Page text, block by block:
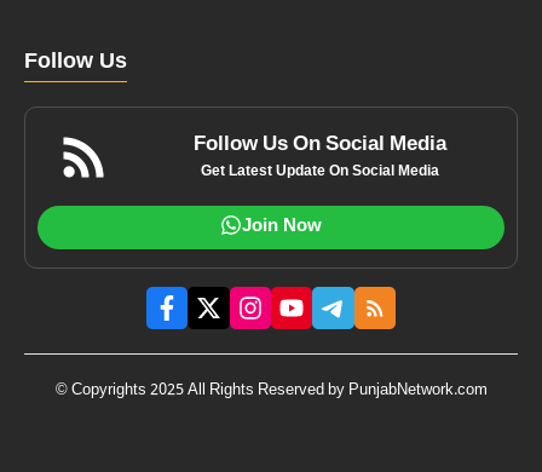
Follow Us
Follow Us On Social Media
Get Latest Update On Social Media
Join Now
© Copyrights 2025 All Rights Reserved by PunjabNetwork.com